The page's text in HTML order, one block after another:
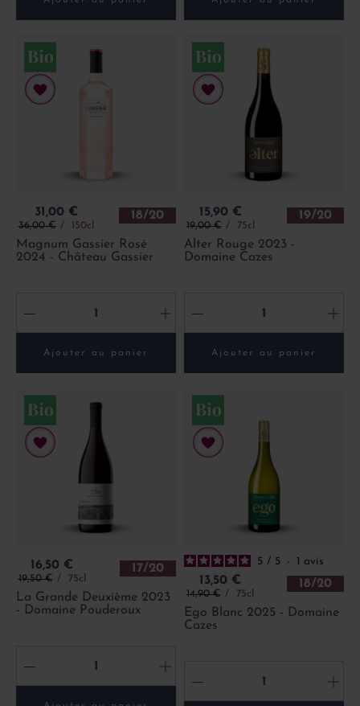
Prix
31,00 €
Prix de base
36,00 € 150cl
18/20
Magnum Gassier Rosé
2024 - Château Gassier
- +
Ajouter au panier
Prix
15,90 €
Prix de base
19,00 € 75cl
19/20
Alter Rouge 2023 -
Domaine Cazes
- +
Ajouter au panier
Prix
16,50 €
Prix de base
19,50 € 75cl
17/20
La Grande Deuxième 2023
- Domaine Pouderoux
- +
5 / 5 - 1 avis
Prix
13,50 €
Prix de base
14,90 € 75cl
18/20
Ego Blanc 2025 - Domaine
Cazes
- +